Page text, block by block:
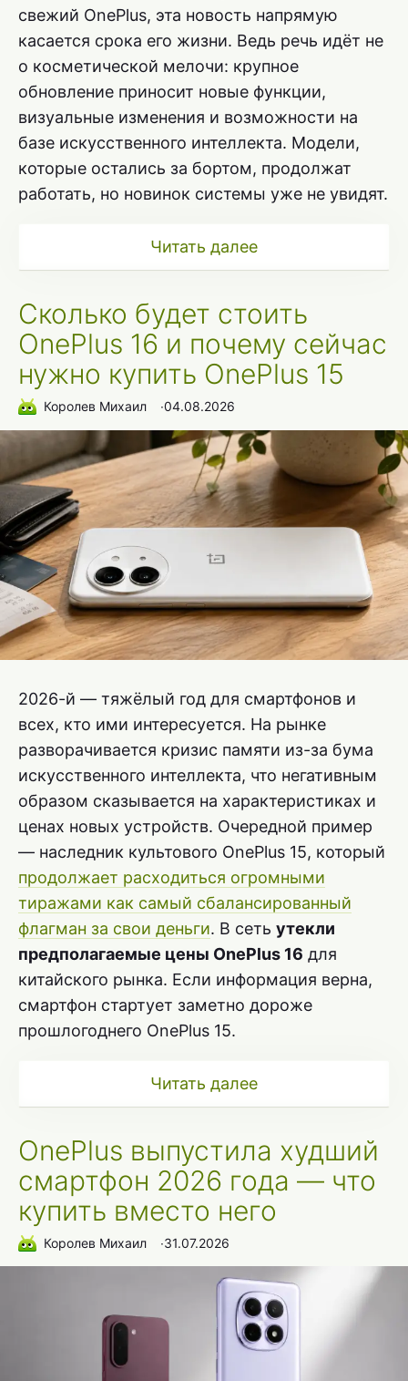
свежий OnePlus, эта новость напрямую
касается срока его жизни. Ведь речь идёт не
о косметической мелочи: крупное
обновление приносит новые функции,
визуальные изменения и возможности на
базе искусственного интеллекта. Модели,
которые остались за бортом, продолжат
работать, но новинок системы уже не увидят.
Читать далее
Сколько будет стоить
OnePlus 16 и почему сейчас
нужно купить OnePlus 15
Королев Михаил ∙04.08.2026
2026-й — тяжёлый год для смартфонов и
всех, кто ими интересуется. На рынке
разворачивается кризис памяти из-за бума
искусственного интеллекта, что негативным
образом сказывается на характеристиках и
ценах новых устройств. Очередной пример
— наследник культового OnePlus 15, который
продолжает расходиться огромными
тиражами как самый сбалансированный
флагман за свои деньги. В сеть утекли
предполагаемые цены OnePlus 16 для
китайского рынка. Если информация верна,
смартфон стартует заметно дороже
прошлогоднего OnePlus 15.
Читать далее
OnePlus выпустила худший
смартфон 2026 года — что
купить вместо него
Королев Михаил ∙31.07.2026